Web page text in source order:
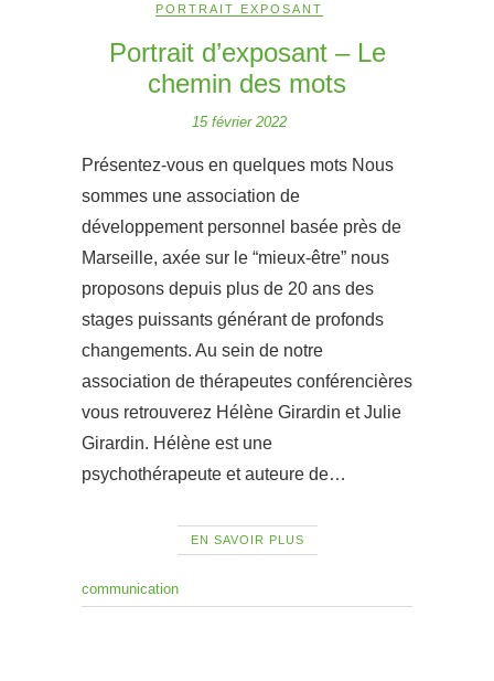
PORTRAIT EXPOSANT
Portrait d’exposant – Le
chemin des mots
15 février 2022
Présentez-vous en quelques mots Nous
sommes une association de
développement personnel basée près de
Marseille, axée sur le “mieux-être” nous
proposons depuis plus de 20 ans des
stages puissants générant de profonds
changements. Au sein de notre
association de thérapeutes conférencières
vous retrouverez Hélène Girardin et Julie
Girardin. Hélène est une
psychothérapeute et auteure de…
EN SAVOIR PLUS
communication